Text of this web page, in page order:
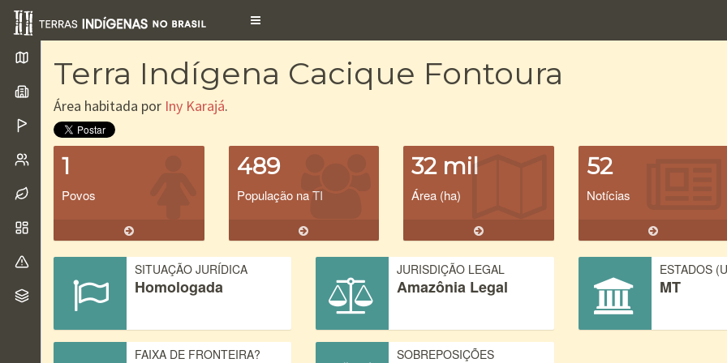
Toggle
Terra Indígena Cacique Fontoura
Área habitada por Iny Karajá.
1
Povos
489
População na TI
32 mil
Área (ha)
52
Notícias
SITUAÇÃO JURÍDICA
Homologada
JURISDIÇÃO LEGAL
Amazônia Legal
ESTADOS
MT
FAIXA DE FRONTEIRA? SOBREPOSIÇÕES